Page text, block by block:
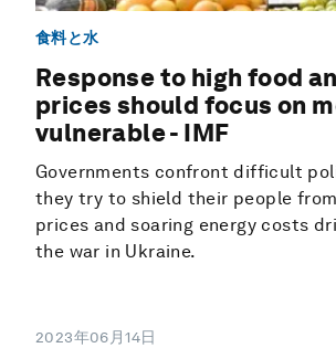
食料と水
Response to high food
prices should focus on
vulnerable - IMF
Governments confront difficult
they try to shield their people
prices and soaring energy costs
the war in Ukraine.
2023年06月14日